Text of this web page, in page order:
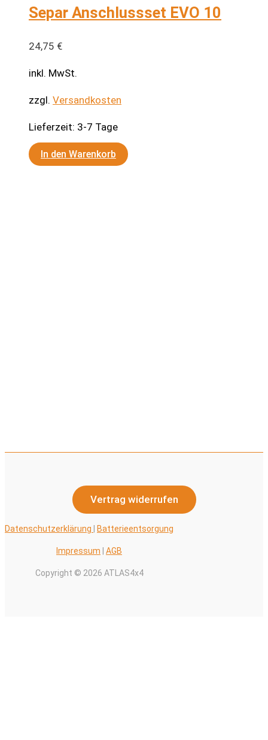
Separ Anschlussset EVO 10
24,75 €
inkl. MwSt.
zzgl. Versandkosten
Lieferzeit: 3-7 Tage
In den Warenkorb
Vertrag widerrufen
Datenschutzerklärung Batterieentsorgung
Impressum AGB
Copyright © 2026 ATLAS4x4